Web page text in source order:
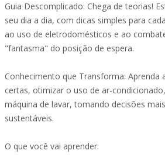
Guia Descomplicado: Chega de teorias!
seu dia a dia, com dicas simples para
ao uso de eletrodomésticos e ao
"fantasma" do posição de espera.
Conhecimento que Transforma: Aprenda
certas, otimizar o uso de ar-
máquina de lavar, tomando decisões
sustentáveis.
O que você vai aprender: